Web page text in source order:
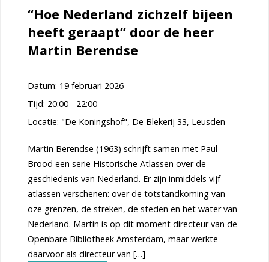
archief”
door
mevrouw
Tineke
“Hoe Nederland zichzelf bijeen
heeft geraapt” door de heer
Martin Berendse
Datum: 19 februari 2026
Tijd: 20:00 - 22:00
Locatie: "De Koningshof", De Blekerij 33, Leusden
Martin Berendse (1963) schrijft samen met Paul
Brood een serie Historische Atlassen over de
geschiedenis van Nederland. Er zijn inmiddels vijf
atlassen verschenen: over de totstandkoming van
oze grenzen, de streken, de steden en het water van
Nederland. Martin is op dit moment directeur van de
Openbare Bibliotheek Amsterdam, maar werkte
daarvoor als directeur van […]